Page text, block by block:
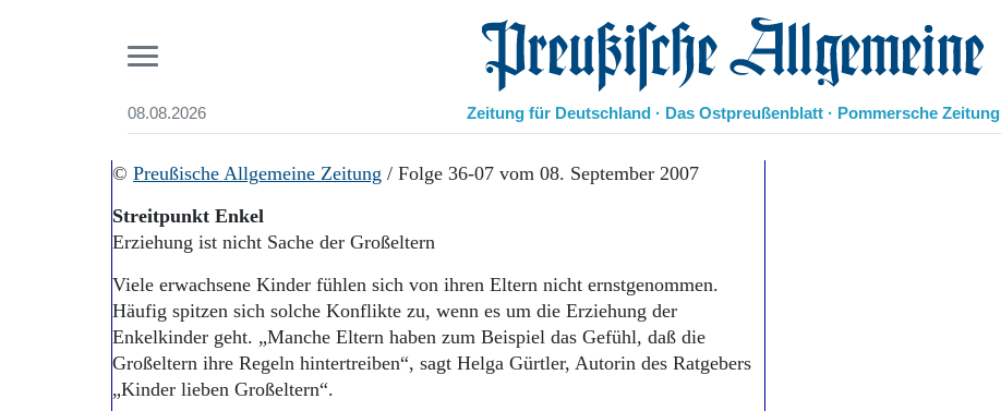
08.08.2026 Preußische Allgemeine Zeitung
Zeitung für Deutschland · Das Ostpreußenblatt · Pommersche Zeitung
Start
Aktuelle Ausgabe
Abonnenten-Login
Abo Prämien
Archiv
Mediadaten
Leben
Ostpreußen
Pommern
Suchen und finden
© Preußische Allgemeine Zeitung / Folge 36-07 vom 08. September 2007
Streitpunkt Enkel
Erziehung ist nicht Sache der Großeltern
Viele erwachsene Kinder fühlen sich von ihren Eltern nicht ernstgenommen.
Häufig spitzen sich solche Konflikte zu, wenn es um die Erziehung der
Enkelkinder geht. „Manche Eltern haben zum Beispiel das Gefühl, daß die
Großeltern ihre Regeln hintertreiben“, sagt Helga Gürtler, Autorin des Ratgebers
„Kinder lieben Großeltern“.